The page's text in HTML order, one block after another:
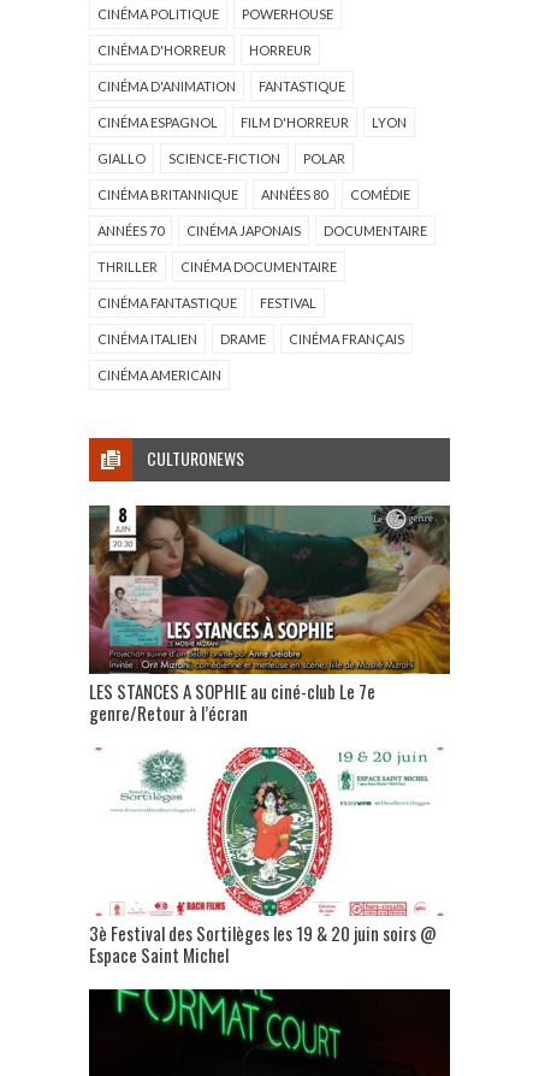
CINÉMA POLITIQUE POWERHOUSE
CINÉMA D'HORREUR HORREUR
CINÉMA D'ANIMATION FANTASTIQUE
CINÉMA ESPAGNOL FILM D'HORREUR LYON
GIALLO SCIENCE-FICTION POLAR
CINÉMA BRITANNIQUE ANNÉES 80 COMÉDIE
ANNÉES 70 CINÉMA JAPONAIS DOCUMENTAIRE
THRILLER CINÉMA DOCUMENTAIRE
CINÉMA FANTASTIQUE FESTIVAL
CINÉMA ITALIEN DRAME CINÉMA FRANÇAIS
CINÉMA AMERICAIN
CULTURONEWS
LES STANCES A SOPHIE au ciné-club Le 7e
genre/Retour à l’écran
3è Festival des Sortilèges les 19 & 20 juin soirs @
Espace Saint Michel